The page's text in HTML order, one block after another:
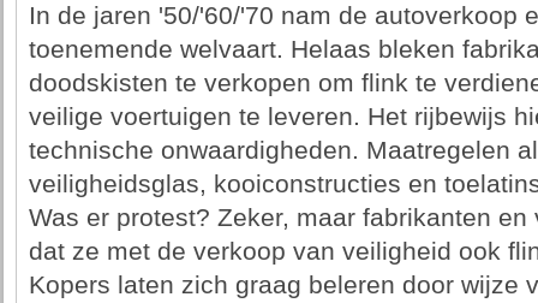
In de jaren '50/'60/'70 nam de autoverkoop
toenemende welvaart. Helaas bleken
doodskisten te verkopen om flink te
veilige voertuigen te leveren. Het rijbewijs
technische onwaardigheden. Maatregelen
veiligheidsglas, kooiconstructies en
Was er protest? Zeker, maar fabrikanten
dat ze met de verkoop van veiligheid ook
Kopers laten zich graag beleren door wijze